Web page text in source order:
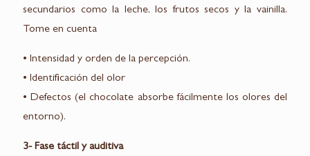
secundarios como la leche, los frutos secos y la vainilla.
Tome en cuenta
• Intensidad y orden de la percepción.
• Identificación del olor
• Defectos (el chocolate absorbe fácilmente los olores del
entorno).
3- Fase táctil y auditiva